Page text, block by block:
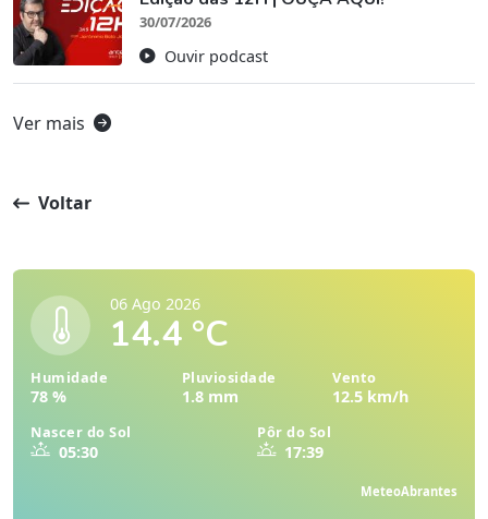
30/07/2026
Ouvir podcast
Ver mais
Voltar
06 Ago 2026
14.4 °C
Humidade
78 %
Pluviosidade
1.8 mm
Vento
12.5 km/h
Nascer do Sol
05:30
Pôr do Sol
17:39
MeteoAbrantes